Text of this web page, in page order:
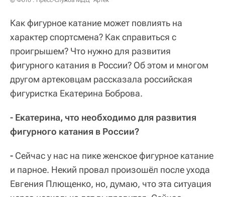
Как фигурное катание может повлиять на
характер спортсмена? Как справиться с
проигрышем? Что нужно для развития
фигурного катания в России? Об этом и многом
другом артековцам рассказала российская
фигуристка Екатерина Боброва.
- Екатерина, что необходимо для развития
фигурного катания в России?
- Сейчас у нас на пике женское фигурное катание
и парное. Некий провал произошёл после ухода
Евгения Плющенко, но, думаю, что эта ситуация